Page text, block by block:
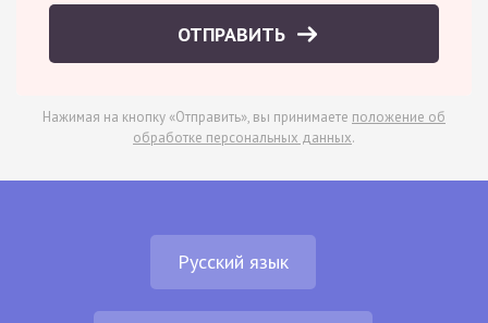
ОТПРАВИТЬ
Нажимая на кнопку «Отправить», вы принимаете положение об
обработке персональных данных.
Русский язык